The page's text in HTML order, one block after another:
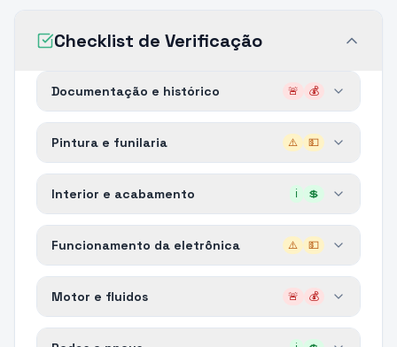
Checklist de Verificação
Documentação e histórico 🚨 💰
Pintura e funilaria ⚠️ 💵
Interior e acabamento ℹ️ 💲
Funcionamento da eletrônica ⚠️ 💵
Motor e fluidos 🚨 💰